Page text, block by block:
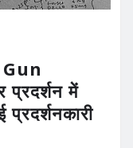
में